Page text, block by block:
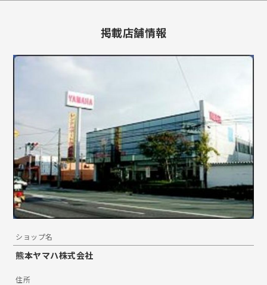
掲載店舗情報
ショップ名
熊本ヤマハ株式会社
住所